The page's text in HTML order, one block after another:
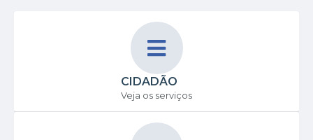
CIDADÃO
Veja os serviços